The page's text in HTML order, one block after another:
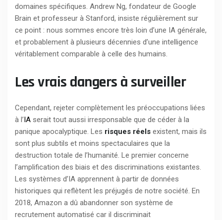
domaines spécifiques. Andrew Ng, fondateur de Google
Brain et professeur à Stanford, insiste régulièrement sur
ce point : nous sommes encore très loin d’une IA générale,
et probablement à plusieurs décennies d’une intelligence
véritablement comparable à celle des humains.
Les vrais dangers à surveiller
Cependant, rejeter complètement les préoccupations liées
à l’ IA serait tout aussi irresponsable que de céder à la
panique apocalyptique. Les risques réels existent, mais ils
sont plus subtils et moins spectaculaires que la
destruction totale de l’humanité. Le premier concerne
l’amplification des biais et des discriminations existantes.
Les systèmes d’IA apprennent à partir de données
historiques qui reflètent les préjugés de notre société. En
2018, Amazon a dû abandonner son système de
recrutement automatisé car il discriminait